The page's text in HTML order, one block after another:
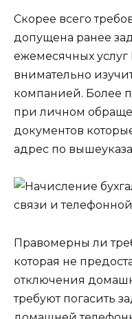
Скорее всего
допущена ранее
ежемесячных
внимательно
компанией. Более
при личном
документов
адрес по
Правомерны ли
которая не
отключения
требуют погасить